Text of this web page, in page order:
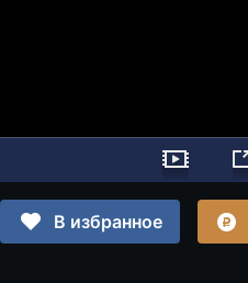
В избранное